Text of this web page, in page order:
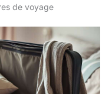
de voyage